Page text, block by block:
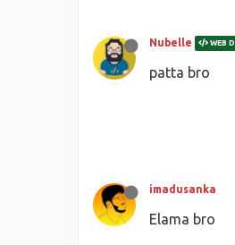
Nubelle WEB
patta bro
imadusanka
Elama bro